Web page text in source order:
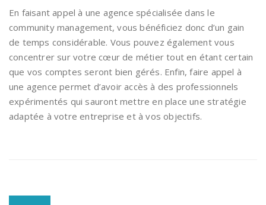
En faisant appel à une agence spécialisée dans le
community management, vous bénéficiez donc d’un gain
de temps considérable. Vous pouvez également vous
concentrer sur votre cœur de métier tout en étant certain
que vos comptes seront bien gérés. Enfin, faire appel à
une agence permet d’avoir accès à des professionnels
expérimentés qui sauront mettre en place une stratégie
adaptée à votre entreprise et à vos objectifs.